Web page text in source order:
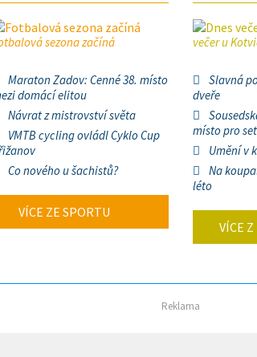
sezona začíná
Maraton Zadov: Cenné 38. místo
domácí elitou
Návrat z mistrovství světa
VMTB cycling ovládl Cyklo Cup
Co nového u šachistů?
VÍCE ZE SPORTU
večer u
Slavná
dveře
místo pro
Umění v
Na
léto
VÍCE
Reklama